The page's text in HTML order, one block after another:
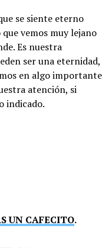
se siente eterno
vemos muy lejano
Es nuestra
ser una eternidad,
en algo importante
atención, si
indicado.
UN CAFECITO.